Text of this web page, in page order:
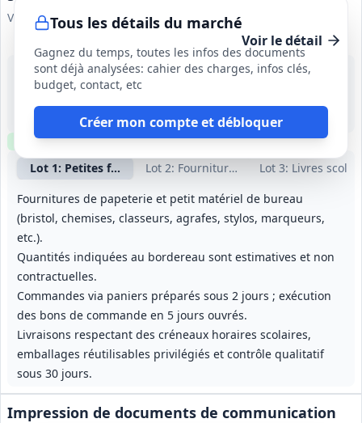
Tous les détails du marché
Gagnez du temps, toutes les infos des documents
sont déjà analysées: cahier des charges, infos clés,
budget, contact, etc
Créer mon compte et débloquer
Ville d'Auxonne
Voir le détail
Lot 1: Petites fournitures de bureau
Lot 2: Fournitures scolaires
Lot 3: Livres
Fournitures de papeterie et petit matériel de bureau
(bristol, chemises, classeurs, agrafes, stylos, marqueurs,
etc.).
Quantités indiquées au bordereau sont estimatives et non
contractuelles.
Commandes via paniers préparés sous 2 jours ; exécution
des bons de commande en 5 jours ouvrés.
Livraisons respectant des créneaux horaires scolaires,
emballages réutilisables privilégiés et contrôle qualitatif
sous 30 jours.
17 sept. 2026
Auxonne (21)
Clause environnementale Clause sociale
Impression de documents de communication